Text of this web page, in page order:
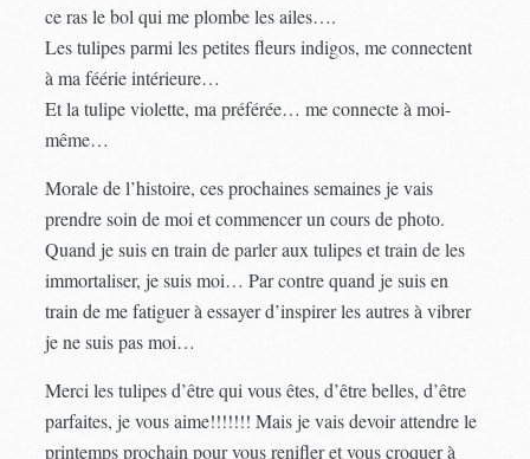
ce ras le bol qui me plombe les ailes….
Les tulipes parmi les petites fleurs indigos, me connectent
à ma féérie intérieure…
Et la tulipe violette, ma préférée… me connecte à moi-
même…
Morale de l’histoire, ces prochaines semaines je vais
prendre soin de moi et commencer un cours de photo.
Quand je suis en train de parler aux tulipes et train de les
immortaliser, je suis moi… Par contre quand je suis en
train de me fatiguer à essayer d’inspirer les autres à vibrer
je ne suis pas moi…
Merci les tulipes d’être qui vous êtes, d’être belles, d’être
parfaites, je vous aime!!!!!!! Mais je vais devoir attendre le
printemps prochain pour vous renifler et vous croquer à